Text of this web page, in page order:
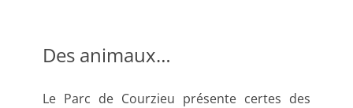
Des animaux…
Le Parc de Courzieu présente certes des